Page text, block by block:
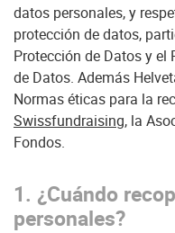
datos personales, y
protección de datos,
Protección de Datos y el
de Datos. Además
Normas éticas para la
Swissfundraising, la
Fondos.
1. ¿Cuándo
personales?